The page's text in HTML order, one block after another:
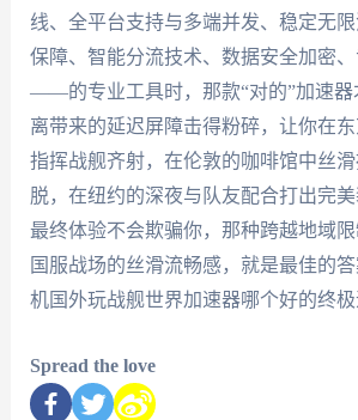
线、全平台支持与多端并发、稳定无
保障、智能分流技术、数据安全加密
——的专业工具时，那款“对的”加速器
离带来的延迟屏障击得粉碎，让你在
指挥战舰齐射，在伦敦的咖啡馆中丝
脱，在纽约的深夜与队友配合打出完美
最终体验不会欺骗你，那种跨越地域
国服战场的丝滑流畅感，就是最佳的
机国外玩战舰世界加速器哪个好的终极
Spread the love